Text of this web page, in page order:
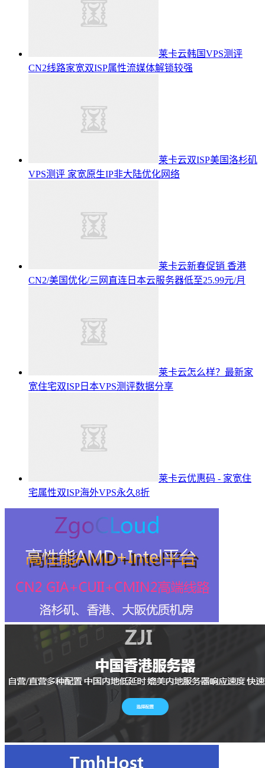
莱卡云韩国VPS测评
CN2线路家宽双ISP属性流媒体解锁较强
莱卡云双ISP美国洛杉矶
VPS测评 家宽原生IP非大陆优化网络
莱卡云新春促销 香港
CN2/美国优化/三网直连日本云服务器低至25.99元/月
莱卡云怎么样？最新家
宽住宅双ISP日本VPS测评数据分享
莱卡云优惠码 - 家宽住
宅属性双ISP海外VPS永久8折